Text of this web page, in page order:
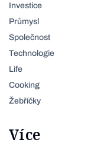
Investice
Průmysl
Společnost
Technologie
Life
Cooking
Žebříčky
Více